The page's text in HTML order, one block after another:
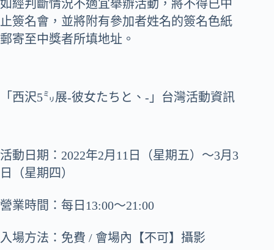
如經判斷情況不適宜舉辦活動，將不得已中
止簽名會，並將附有參加者姓名的簽名色紙
郵寄至中獎者所填地址。
「西沢5㍉展-彼女たちと、-」台灣活動資訊
活動日期：2022年2月11日（星期五）～3月3
日（星期四）
營業時間：每日13:00～21:00
入場方法：免費 / 會場內【不可】攝影